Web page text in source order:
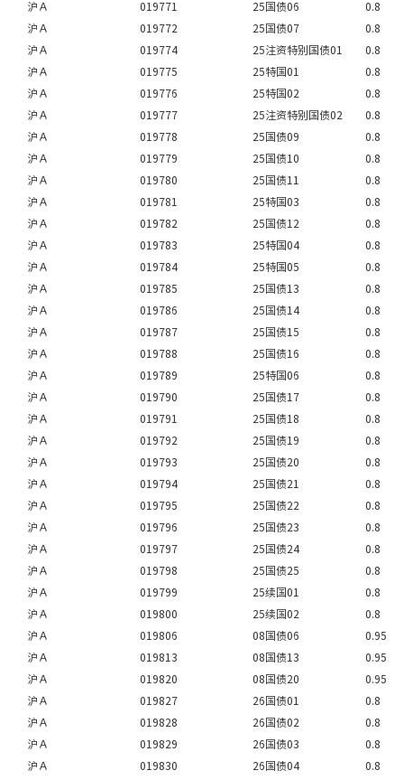
沪Ａ
019771 25国债06
0.8
沪Ａ
019772 25国债07
0.8
沪Ａ
019774 25注资特别国债01
0.8
沪Ａ
019775 25特国01
0.8
沪Ａ
019776 25特国02
0.8
沪Ａ
019777 25注资特别国债02
0.8
沪Ａ
019778 25国债09
0.8
沪Ａ
019779 25国债10
0.8
沪Ａ
019780 25国债11
0.8
沪Ａ
019781 25特国03
0.8
沪Ａ
019782 25国债12
0.8
沪Ａ
019783 25特国04
0.8
沪Ａ
019784 25特国05
0.8
沪Ａ
019785 25国债13
0.8
沪Ａ
019786 25国债14
0.8
沪Ａ
019787 25国债15
0.8
沪Ａ
019788 25国债16
0.8
沪Ａ
019789 25特国06
0.8
沪Ａ
019790 25国债17
0.8
沪Ａ
019791 25国债18
0.8
沪Ａ
019792 25国债19
0.8
沪Ａ
019793 25国债20
0.8
沪Ａ
019794 25国债21
0.8
沪Ａ
019795 25国债22
0.8
沪Ａ
019796 25国债23
0.8
沪Ａ
019797 25国债24
0.8
沪Ａ
019798 25国债25
0.8
沪Ａ
019799 25续国01
0.8
沪Ａ
019800 25续国02
0.8
沪Ａ
019806 08国债06
0.95
沪Ａ
019813 08国债13
0.95
沪Ａ
019820 08国债20
0.95
沪Ａ
019827 26国债01
0.8
沪Ａ
019828 26国债02
0.8
沪Ａ
019829 26国债03
0.8
沪Ａ
019830 26国债04
0.8